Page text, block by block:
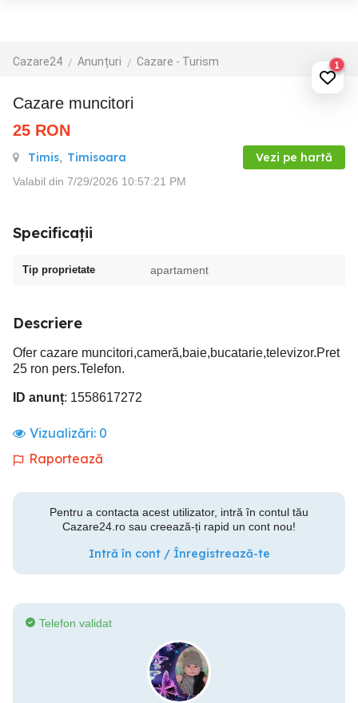
Cazare24 Anunțuri Cazare - Turism 1
Cazare muncitori
25 RON
Timis, Timisoara Vezi pe hartă
Valabil din 7/29/2026 10:57:21 PM
Specificații
Tip proprietate apartament
Descriere
Ofer cazare muncitori,cameră,baie,bucatarie,televizor.Pret
25 ron pers.Telefon.
ID anunț: 1558617272
Vizualizări: 0
Raportează
Pentru a contacta acest utilizator, intră în contul tău
Cazare24.ro sau creează-ți rapid un cont nou!
Intră în cont / Înregistrează-te
Telefon validat